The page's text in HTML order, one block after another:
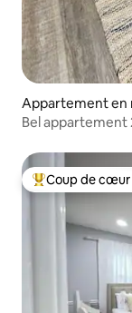
Appartement en
d
Bel appartement
Coups de cœur
Coup de cœur